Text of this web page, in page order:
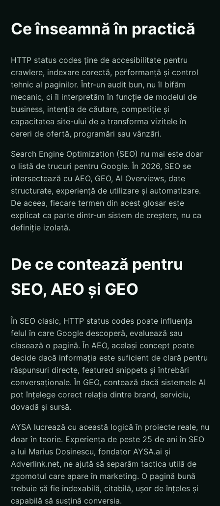
Ce înseamnă în practică
HTTP status codes ține de accesibilitate pentru
crawlere, indexare corectă, performanță și control
tehnic al paginilor. Într-un audit bun, nu îl bifăm
mecanic, ci îl interpretăm în funcție de modelul de
business, intenția de căutare, competiție și
capacitatea site-ului de a transforma vizitele în
cereri de ofertă, programări sau vânzări.
Search Engine Optimization (SEO) nu mai este doar
o listă de trucuri pentru Google. În 2026, SEO se
intersectează cu AEO, GEO, AI Overviews, date
structurate, experiență de utilizare și automatizare.
De aceea, fiecare termen din acest glosar este
explicat ca parte dintr-un sistem de creștere, nu ca
definiție izolată.
De ce contează pentru
SEO, AEO și GEO
În SEO clasic, HTTP status codes poate influența
felul în care Google descoperă, evaluează sau
clasează o pagină. În AEO, același concept poate
decide dacă informația este suficient de clară pentru
răspunsuri directe, featured snippets și întrebări
conversaționale. În GEO, contează dacă sistemele AI
pot înțelege corect relația dintre brand, serviciu,
dovadă și sursă.
AYSA lucrează cu această logică în proiecte reale, nu
doar în teorie. Experiența de peste 25 de ani în SEO
a lui Marius Dosinescu, fondator AYSA.ai și
Adverlink.net, ne ajută să separăm tactica utilă de
zgomotul care apare în marketing. O pagină bună
trebuie să fie indexabilă, citabilă, ușor de înțeles și
capabilă să susțină conversia.